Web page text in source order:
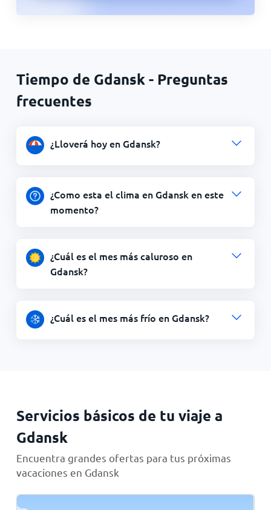
Tiempo de Gdansk - Preguntas
frecuentes
¿Lloverá hoy en Gdansk?
¿Como esta el clima en Gdansk en este
momento?
¿Cuál es el mes más caluroso en
Gdansk?
¿Cuál es el mes más frío en Gdansk?
Servicios básicos de tu viaje a
Gdansk
Encuentra grandes ofertas para tus próximas
vacaciones en Gdansk